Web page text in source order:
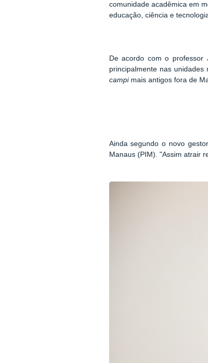
comunidade acadêmica em
educação, ciência e
De acordo com o professor
principalmente nas
campimais antigos fora de
Ainda segundo o novo
Manaus (PIM). "Assim atrair